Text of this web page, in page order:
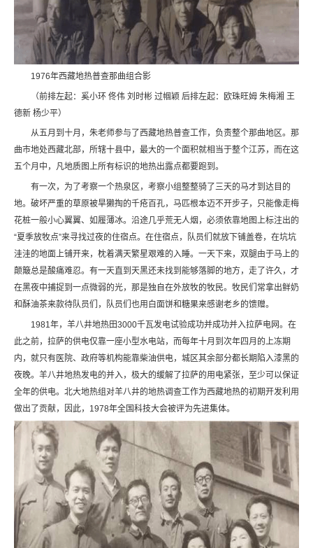
1976年西藏地热普查那曲组合影
（前排左起：奚小环 佟伟 刘时彬 过帼颖 后排左起：欧珠旺姆 朱梅湘 王
德新 杨少平）
从五月到十月，朱老师参与了西藏地热普查工作，负责整个那曲地区。那
曲市地处西藏北部，所辖十县中，最大的一个面积就相当于整个江苏，而在这
五个月中，凡地质图上所有标识的地热出露点都要跑到。
有一次，为了考察一个热泉区，考察小组整整骑了三天的马才到达目的
地。破坏严重的草原被旱獭掏的千疮百孔，马匹根本迈不开步子，只能像走梅
花桩一般小心翼翼、如履薄冰。沿途几乎荒无人烟，必须依靠地图上标注出的
“夏季放牧点”来寻找过夜的住宿点。在住宿点，队员们就放下铺盖卷，在坑坑
洼洼的地面上铺开来，枕着满天繁星艰难的入睡。一天下来，双腿由于马上的
颠簸总是酸痛难忍。有一天直到天黑还未找到能够落脚的地方，走了许久，才
在黑夜中捕捉到一点微弱的光，那是独自在外放牧的牧民。牧民们常拿出鲜奶
和酥油茶来款待队员们，队员们也用白面饼和糖果来感谢老乡的馈赠。
1981年，羊八井地热田3000千瓦发电试验成功并成功并入拉萨电网。在
此之前，拉萨的供电仅靠一座小型水电站，而每年十月到次年四月的上冻期
内，就只有医院、政府等机构能靠柴油供电，城区其余部分都长期陷入漆黑的
夜晚。羊八井地热发电的并入，极大的缓解了拉萨的用电紧张，至少可以保证
全年的供电。北大地热组对羊八井的地热调查工作为西藏地热的初期开发利用
做出了贡献，因此，1978年全国科技大会被评为先进集体。